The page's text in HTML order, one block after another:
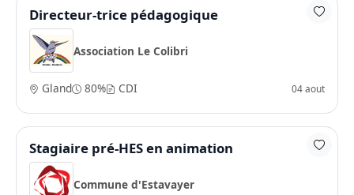
Directeur-trice pédagogique
Association Le Colibri
Gland 80% CDI 04 aout
Stagiaire pré-HES en animation
Commune d'Estavayer